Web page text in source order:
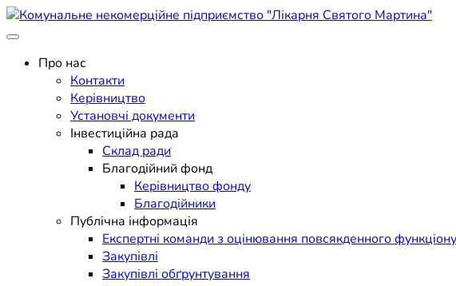
Skip
to
Комунальне некомерційне
Поліклініка Мукачево
Про нас
Контакти
Керівництво
Установчі документи
Інвестиційна рада
Склад ради
Благодійний фонд
Керівництво фонду
Благодійники
Публічна інформація
Експертні команди з оцінювання повсякденного
Закупівлі
Закупівлі обґрунтування